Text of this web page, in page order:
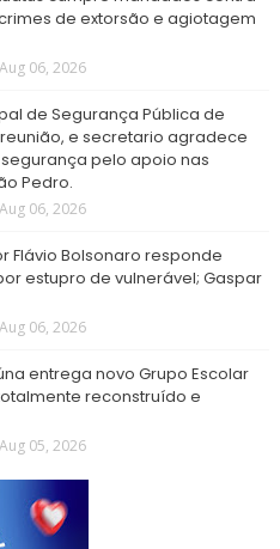
de extorsão e agiotagem
Aug 06, 2026
de Segurança Pública de
e secretario agradece
pelo apoio nas
Pedro.
Aug 06, 2026
Flávio Bolsonaro responde
estupro de vulnerável; Gaspar
Aug 06, 2026
entrega novo Grupo Escolar
reconstruído e
Aug 05, 2026